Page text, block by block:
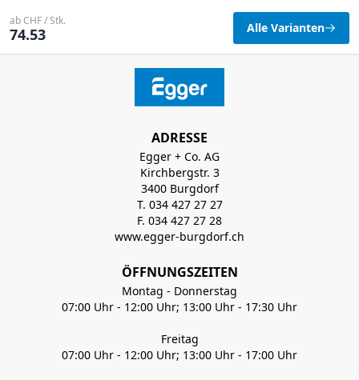
ab CHF / Stk.
74.53 Alle Varianten
ADRESSE
Egger + Co. AG
Kirchbergstr. 3
3400 Burgdorf
T. 034 427 27 27
F. 034 427 27 28
www.egger-burgdorf.ch
ÖFFNUNGSZEITEN
Montag - Donnerstag
07:00 Uhr - 12:00 Uhr; 13:00 Uhr - 17:30 Uhr
Freitag
07:00 Uhr - 12:00 Uhr; 13:00 Uhr - 17:00 Uhr